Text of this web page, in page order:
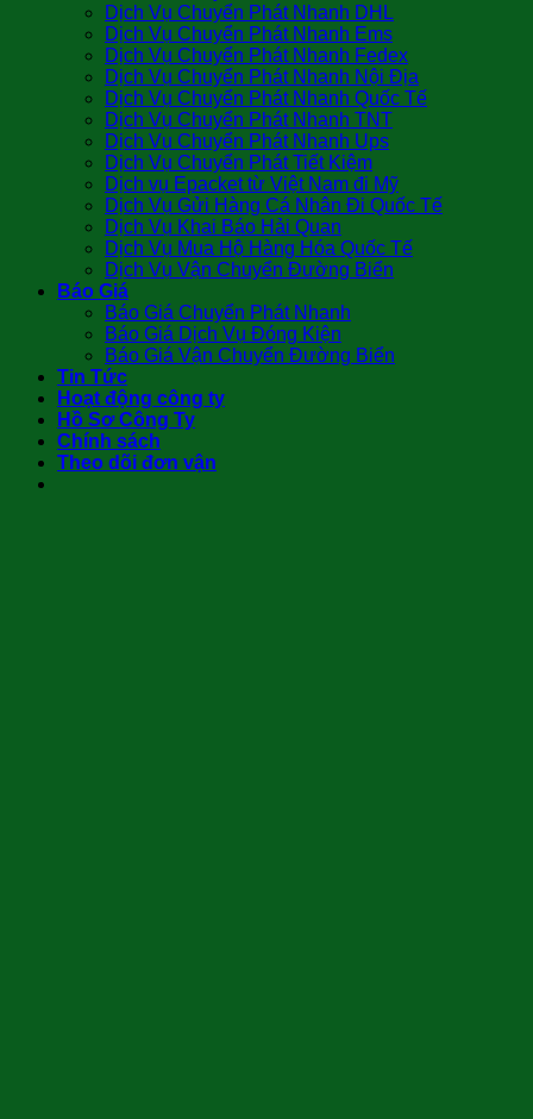
Dịch Vụ Chuyển Phát Nhanh DHL
Dịch Vụ Chuyển Phát Nhanh Ems
Dịch Vụ Chuyển Phát Nhanh Fedex
Dịch Vụ Chuyển Phát Nhanh Nội Địa
Dịch Vụ Chuyển Phát Nhanh Quốc Tế
Dịch Vụ Chuyển Phát Nhanh TNT
Dịch Vụ Chuyển Phát Nhanh Ups
Dịch Vụ Chuyển Phát Tiết Kiệm
Dịch vụ Epacket từ Việt Nam đi Mỹ
Dịch Vụ Gửi Hàng Cá Nhân Đi Quốc Tế
Dịch Vụ Khai Báo Hải Quan
Dịch Vụ Mua Hộ Hàng Hóa Quốc Tế
Dịch Vụ Vận Chuyển Đường Biển
Báo Giá
Báo Giá Chuyển Phát Nhanh
Báo Giá Dịch Vụ Đóng Kiện
Báo Giá Vận Chuyển Đường Biển
Tin Tức
Hoạt động công ty
Hồ Sơ Công Ty
Chính sách
Theo dõi đơn vận